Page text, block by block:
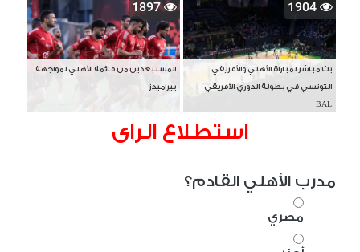
1904
بث مباشر لمباراة الأهلي والأفريقي
التونسي في بطولة الدوري الأفريقي
BAL
1897
المستبعدين من قائمة الأهلي لمواجهة
بيراميدز
استطلاع الراى
مدرب الأهلي القادم؟
مصري